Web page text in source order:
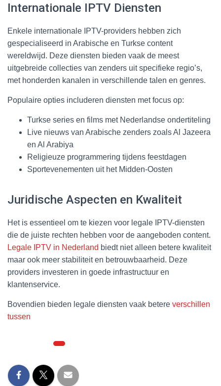
Internationale IPTV Diensten
Enkele internationale IPTV-providers hebben zich
gespecialiseerd in Arabische en Turkse content
wereldwijd. Deze diensten bieden vaak de meest
uitgebreide collecties van zenders uit specifieke regio’s,
met honderden kanalen in verschillende talen en genres.
Populaire opties includeren diensten met focus op:
Turkse series en films met Nederlandse ondertiteling
Live nieuws van Arabische zenders zoals Al Jazeera
en Al Arabiya
Religieuze programmering tijdens feestdagen
Sportevenementen uit het Midden-Oosten
Juridische Aspecten en Kwaliteit
Het is essentieel om te kiezen voor legale IPTV-diensten
die de juiste rechten hebben voor de aangeboden content.
Legale IPTV in Nederland biedt niet alleen betere kwaliteit
maar ook meer stabiliteit en betrouwbaarheid. Deze
providers investeren in goede infrastructuur en
klantenservice.
Bovendien bieden legale diensten vaak betere verschillen
tussen